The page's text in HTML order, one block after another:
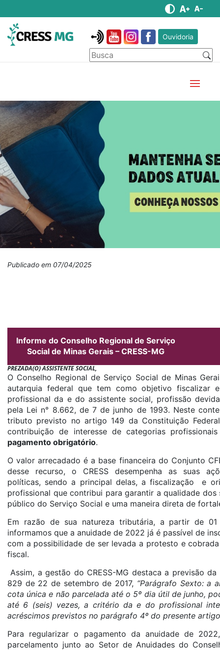
Ouvidoria
Publicado em 07/04/2025
Informe do Conselho Regional de Serviço
Social de Minas Gerais – CRESS-MG
PREZADA(O) ASSISTENTE SOCIAL,
O Conselho Regional de Serviço Social de Minas
autarquia federal que tem como objetivo fiscalizar
profissional da e do assistente social, profissão
pela Lei n° 8.662, de 7 de junho de 1993. Neste
tributo previsto no artigo 149 da Constituição
contribuição de interesse de categorias
pagamento obrigatório.
O valor arrecadado é a base financeira do Conjunto
desse recurso, o CRESS desempenha as suas
políticas, sendo a principal delas, a fiscalização e
profissional que contribui para garantir a qualidade dos
público do Serviço Social e uma maneira direta de
Em razão de sua natureza tributária, a partir de
informamos que a anuidade de 2022 já é passível de
com a possibilidade de ser levada a protesto e
fiscal.
Assim, a gestão do CRESS-MG destaca a previsão da
829 de 22 de setembro de 2017, “Parágrafo Sexto: a
cota única e não parcelada até o 5º dia útil de junho,
até 6 (seis) vezes, a critério da e do profissional
acréscimos previstos no parágrafo 4º do presente
Para regularizar o pagamento da anuidade de
parcelamento junto ao Setor de Anuidades do